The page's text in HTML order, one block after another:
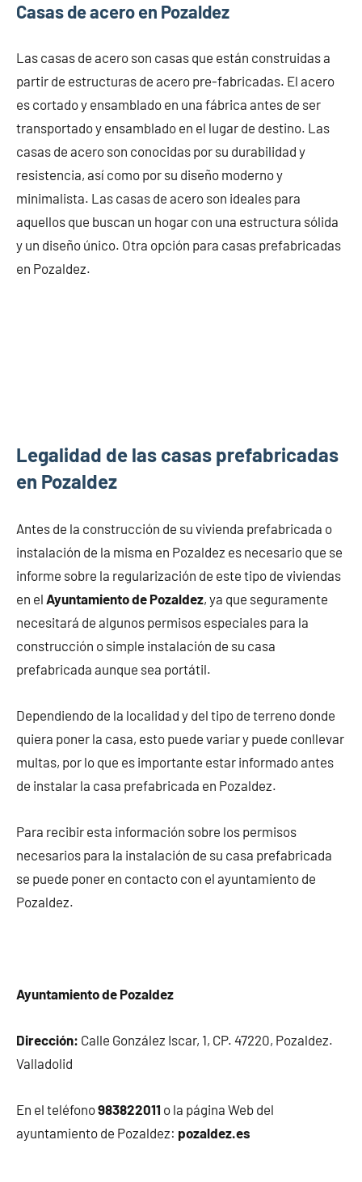
Casas de acero en Pozaldez
Las casas de acero son casas que están construidas a
partir de estructuras de acero pre-fabricadas. El acero
es cortado y ensamblado en una fábrica antes de ser
transportado y ensamblado en el lugar de destino. Las
casas de acero son conocidas por su durabilidad y
resistencia, así como por su diseño moderno y
minimalista. Las casas de acero son ideales para
aquellos que buscan un hogar con una estructura sólida
y un diseño único. Otra opción para casas prefabricadas
en Pozaldez.
Legalidad de las casas prefabricadas
en Pozaldez
Antes de la construcción de su vivienda prefabricada o
instalación de la misma en Pozaldez es necesario que se
informe sobre la regularización de este tipo de viviendas
en el Ayuntamiento de Pozaldez, ya que seguramente
necesitará de algunos permisos especiales para la
construcción o simple instalación de su casa
prefabricada aunque sea portátil.
Dependiendo de la localidad y del tipo de terreno donde
quiera poner la casa, esto puede variar y puede conllevar
multas, por lo que es importante estar informado antes
de instalar la casa prefabricada en Pozaldez.
Para recibir esta información sobre los permisos
necesarios para la instalación de su casa prefabricada
se puede poner en contacto con el ayuntamiento de
Pozaldez.
Ayuntamiento de Pozaldez
Dirección: Calle González Iscar, 1, CP. 47220, Pozaldez.
Valladolid
En el teléfono983822011 o la página Web del
ayuntamiento de Pozaldez: pozaldez.es